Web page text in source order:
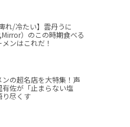
れ/冷たい】雲丹うに
）のこの時期食べる
ンはこれだ！
ンの超名店を大特集！声
有佐が「止まらない塩
り尽くす